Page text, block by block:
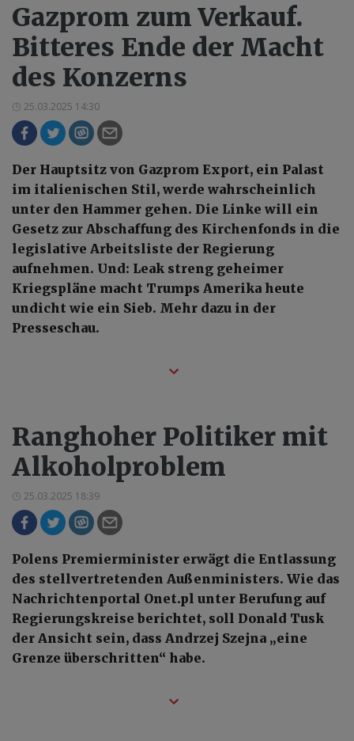
Gazprom zum Verkauf.
Bitteres Ende der Macht
des Konzerns
25.03.2025 14:30
Der Hauptsitz von Gazprom Export, ein Palast
im italienischen Stil, werde wahrscheinlich
unter den Hammer gehen. Die Linke will ein
Gesetz zur Abschaffung des Kirchenfonds in die
legislative Arbeitsliste der Regierung
aufnehmen. Und: Leak streng geheimer
Kriegspläne macht Trumps Amerika heute
undicht wie ein Sieb. Mehr dazu in der
Presseschau.
Ranghoher Politiker mit
Alkoholproblem
25.03.2025 18:39
Polens Premierminister erwägt die Entlassung
des stellvertretenden Außenministers. Wie das
Nachrichtenportal Onet.pl unter Berufung auf
Regierungskreise berichtet, soll Donald Tusk
der Ansicht sein, dass Andrzej Szejna „eine
Grenze überschritten“ habe.